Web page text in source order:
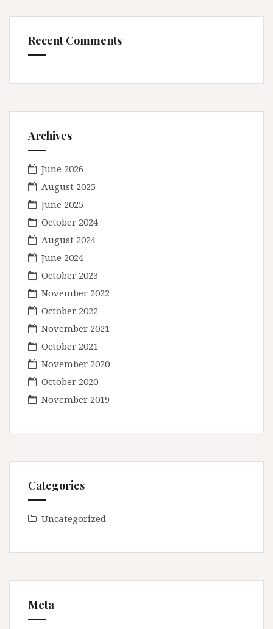
Recent Comments
Archives
June 2026
August 2025
June 2025
October 2024
August 2024
June 2024
October 2023
November 2022
October 2022
November 2021
October 2021
November 2020
October 2020
November 2019
Categories
Uncategorized
Meta